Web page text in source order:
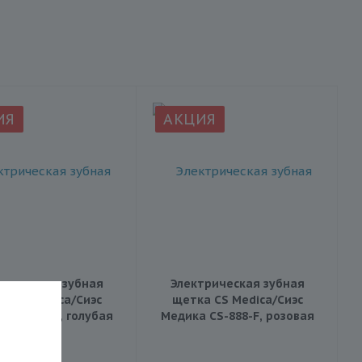
зубная
CS Medica/Сиэс
CS-888-H, голубая
АКЦИЯ
Электрическая зубная
щетка CS Medica/Сиэс
Медика CS-888-F, розовая